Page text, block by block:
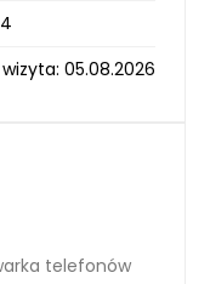
4
05.08.2026
telefonów